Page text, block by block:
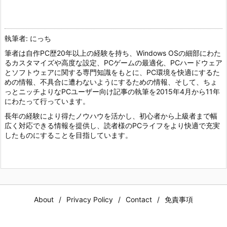
執筆者: にっち
筆者は自作PC歴20年以上の経験を持ち、Windows OSの細部にわた
るカスタマイズや高度な設定、PCゲームの最適化、PCハードウェア
とソフトウェアに関する専門知識をもとに、PC環境を快適にするた
めの情報、不具合に遭わないようにするための情報、そして、ちょ
っとニッチよりなPCユーザー向け記事の執筆を2015年4月から11年
にわたって行っています。
長年の経験により得たノウハウを活かし、初心者から上級者まで幅
広く対応できる情報を提供し、読者様のPCライフをより快適で充実
したものにすることを目指しています。
About Privacy Policy Contact 免責事項